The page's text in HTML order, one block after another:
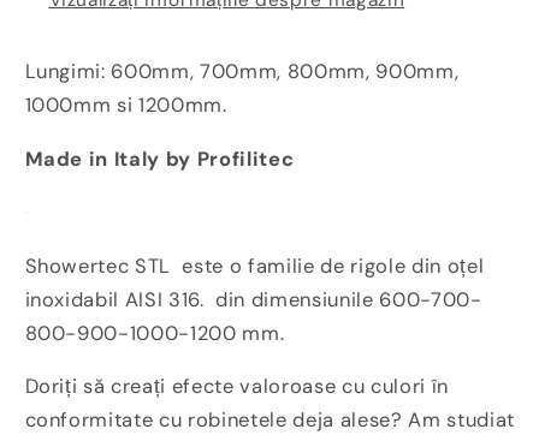
Showertec
C
ILM
Showertec
C
ILM
Lungimi: 600mm, 700mm, 800mm, 900mm,
1000mm si 1200mm.
Made in Italy by Profilitec
Showertec STL este o familie de rigole din oțel
inoxidabil AISI 316. din dimensiunile 600-700-
800-900-1000-1200 mm.
Doriți să creați efecte valoroase cu culori în
conformitate cu robinetele deja alese? Am studiat